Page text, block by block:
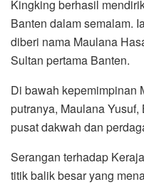
Kingking berhasil
Banten dalam semalam.
diberi nama Maulana
Sultan pertama Banten.
Di bawah kepemimpinan
putranya, Maulana
pusat dakwah dan
Serangan terhadap
titik balik besar yang